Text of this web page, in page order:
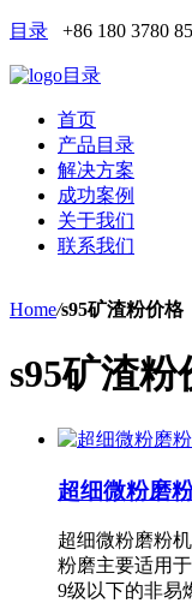
目录 +86 180 3780
目录
首页
产品目录
解决方案
成功案例
关于我们
联系我们
Home/s95矿渣粉价格
s95矿渣粉
超细微粉磨
超细微粉磨粉
粉磨主要适用
9级以下的非易